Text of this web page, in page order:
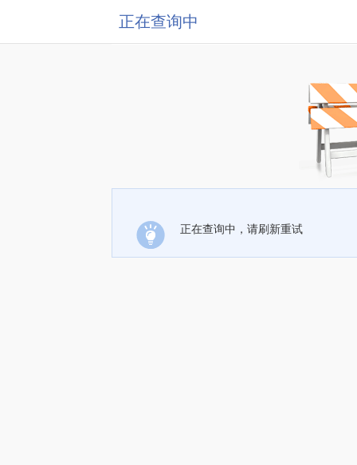
正在查询中
正在查询中，请刷新重试